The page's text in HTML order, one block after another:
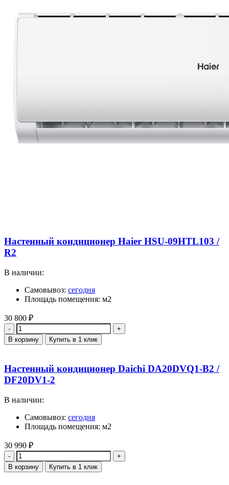
Настенный кондиционер Haier HSU-09HTL103 /
R2
В наличии:
Самовывоз: сегодня
Площадь помещения: м2
30 800 ₽
Количество
В корзину Купить в 1 клик
Настенный кондиционер Daichi DA20DVQ1-B2 /
DF20DV1-2
В наличии:
Самовывоз: сегодня
Площадь помещения: м2
30 990 ₽
Количество
В корзину Купить в 1 клик